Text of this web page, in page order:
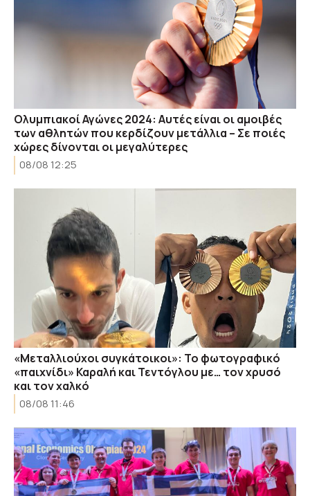
Ολυμπιακοί Αγώνες 2024: Αυτές είναι οι αμοιβές
των αθλητών που κερδίζουν μετάλλια – Σε ποιές
χώρες δίνονται οι μεγαλύτερες
08/08 12:25
«Μεταλλιούχοι συγκάτοικοι»: Το φωτογραφικό
«παιχνίδι» Καραλή και Τεντόγλου με… τον χρυσό
και τον χαλκό
08/08 11:46